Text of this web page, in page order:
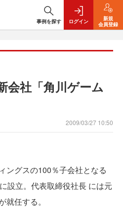
事例を探す ログイン
新規
会員登録
会社「角川ゲーム
2009/03/27 10:50
ングスの100％子会社となる
設立。代表取締役社長 には元
就任する。